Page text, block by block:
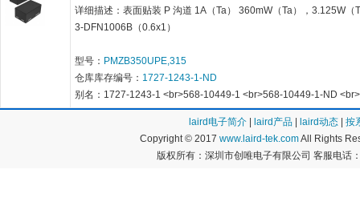
详细描述：表面贴装 P 沟道 1A（Ta） 360mW（Ta），3.125W（
3-DFN1006B（0.6x1）
型号： PMZB350UPE,315
仓库库存编号： 1727-1243-1-ND
别名：1727-1243-1 <br>568-10449-1 <br>568-10449-1-ND <br>
laird电子简介 laird产品 laird动态
按
Copyright © 2017 www.laird-tek.comAll Rights
版权所有：深圳市创唯电子有限公司 客服电话